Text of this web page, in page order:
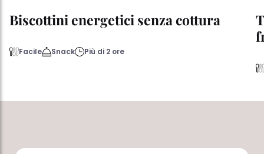
Biscottini energetici senza cottura
Facile Snack Più di 2 ore